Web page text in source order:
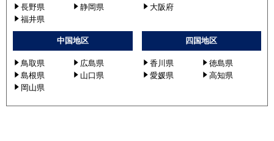
長野県
静岡県
福井県
大阪府
中国地区
鳥取県
広島県
島根県
山口県
岡山県
四国地区
香川県
徳島県
愛媛県
高知県